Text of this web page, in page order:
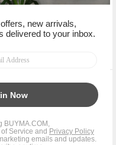
& Gabbana
たけshop